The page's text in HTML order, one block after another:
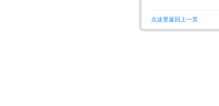
点这里返回上一页